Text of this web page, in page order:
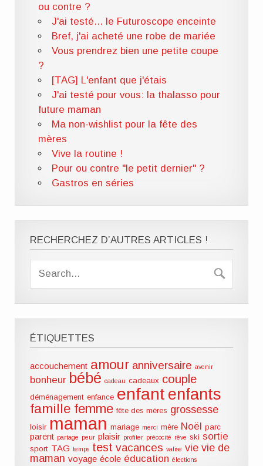
ou contre ?
J'ai testé... le Futuroscope enceinte
Bref, j'ai acheté une robe de mariée
Vous prendrez bien une petite coupe
?
[TAG] L'enfant que j'étais
J'ai testé pour vous: la thalasso pour
future maman
Ma non-wishlist pour la fête des
mères
Vive la routine !
Pour ou contre "le petit dernier" ?
Gastros en séries
RECHERCHEZ D’AUTRES ARTICLES !
ÉTIQUETTES
accouchement amour anniversaire avenir
bonheur bébé cadeau cadeaux couple
déménagement enfance enfant enfants
famille femme fête des mères grossesse
loisir maman mariage merci mère Noël parc
parent partage peur plaisir profiter précocité rêve ski sortie
sport TAG temps test vacances valise vie vie de
maman voyage école éducation élections